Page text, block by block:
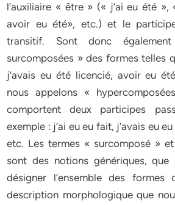
l’auxiliaire « être » (« j’ai eu été »,
avoir eu été», etc.) et le
transitif. Sont donc
surcomposées » des formes telles
j’avais eu été licencié, avoir eu
nous appelons «
comportent deux participes
exemple : j’ai eu eu fait, j’avais eu
etc. Les termes « surcomposé »
sont des notions génériques, que
désigner l’ensemble des formes
description morphologique que